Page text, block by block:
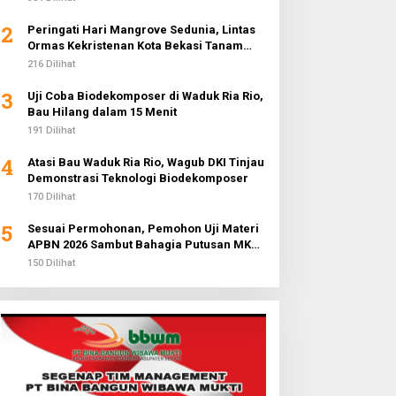
2
Peringati Hari Mangrove Sedunia, Lintas
Ormas Kekristenan Kota Bekasi Tanam
3.000 Pohon di Pantai Sederhana
216 Dilihat
3
Uji Coba Biodekomposer di Waduk Ria Rio,
Bau Hilang dalam 15 Menit
191 Dilihat
4
Atasi Bau Waduk Ria Rio, Wagub DKI Tinjau
Demonstrasi Teknologi Biodekomposer
170 Dilihat
5
Sesuai Permohonan, Pemohon Uji Materi
APBN 2026 Sambut Bahagia Putusan MK
Soal Anggaran MBG
150 Dilihat